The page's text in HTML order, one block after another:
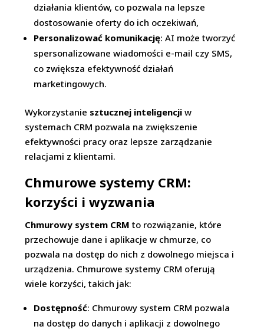
działania klientów, co pozwala na lepsze
dostosowanie oferty do ich oczekiwań,
Personalizować komunikację: AI może tworzyć
spersonalizowane wiadomości e-mail czy SMS,
co zwiększa efektywność działań
marketingowych.
Wykorzystanie sztucznej inteligencji w
systemach CRM pozwala na zwiększenie
efektywności pracy oraz lepsze zarządzanie
relacjami z klientami.
Chmurowe systemy CRM:
korzyści i wyzwania
Chmurowy system CRM to rozwiązanie, które
przechowuje dane i aplikacje w chmurze, co
pozwala na dostęp do nich z dowolnego miejsca i
urządzenia. Chmurowe systemy CRM oferują
wiele korzyści, takich jak:
Dostępność: Chmurowy system CRM pozwala
na dostęp do danych i aplikacji z dowolnego